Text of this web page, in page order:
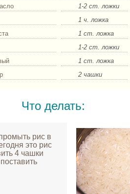
1-2 ст. ложки
1 ч. ложка
1 ст. ложка
1-2 ст. ложки
1 ст. ложка
2 чашки
Что делать:
рис в
это рис
4 чашки